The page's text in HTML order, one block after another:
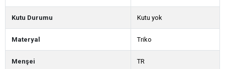
Kutu Durumu Kutu yok
Materyal Triko
Menşei TR